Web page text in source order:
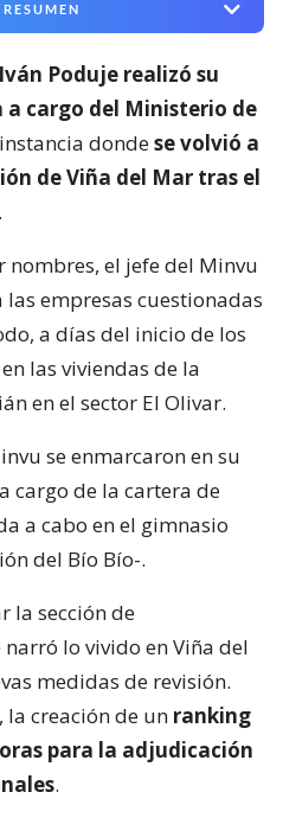
Poduje realizó su
cargo del Ministerio de
dondese volvió a
de Viña del Mar tras el
.
nombres, el jefe del Minvu
las empresas cuestionadas
a días del inicio de los
las viviendas de la
en el sector El Olivar.
se enmarcaron en su
cargo de la cartera de
a cabo en el gimnasio
del Bío Bío-.
la sección de
narró lo vivido en Viña del
medidas de revisión.
la creación de un ranking
para la adjudicación
.